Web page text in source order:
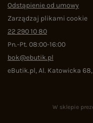
Odstąpienie od umowy
Zarządzaj plikami cookie
22 290 10 80
Pn.-Pt. 08:00-16:00
bok@ebutik.pl
eButik.pl,Al. Katowicka 68,
W sklepie